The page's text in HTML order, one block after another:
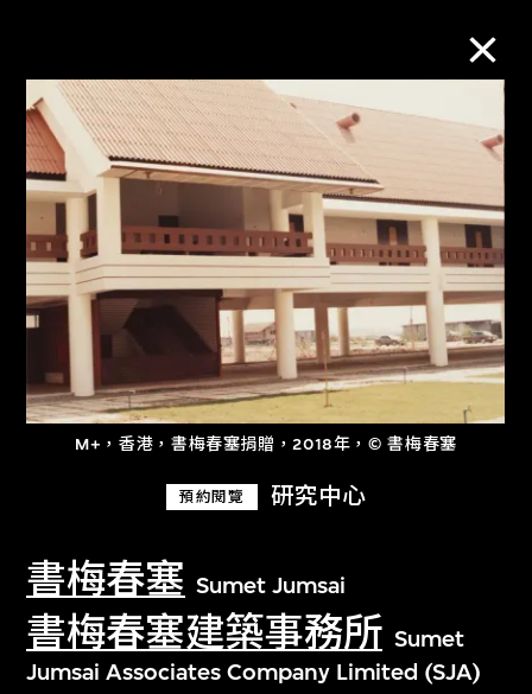
M+，香港，書梅春塞捐贈，2018年，© 書梅春塞
預約閱覽 研究中心
書梅春塞 Sumet Jumsai
書梅春塞建築事務所 Sumet
Jumsai Associates Company Limited (SJA)
M+藏品
進一步篩選 搜索
關於M+藏品
探索世界頂級的二十及二十一世紀視覺
文化藏品。